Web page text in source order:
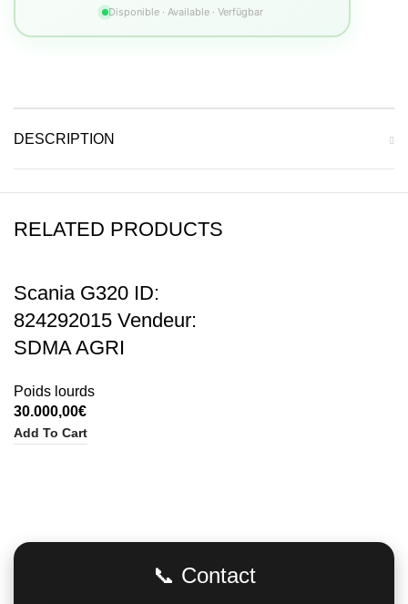
Disponible · Available · Verfügbar
DESCRIPTION
RELATED PRODUCTS
Scania G320 ID:
824292015 Vendeur:
SDMA AGRI
Poids lourds
30.000,00€
Add To Cart
📞 Contact